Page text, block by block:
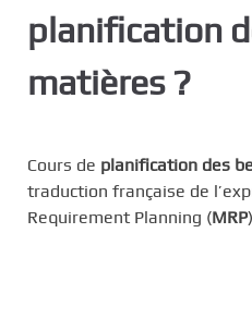
planification
matières ?
Cours de planification des
traduction française de
Requirement Planning (MRP